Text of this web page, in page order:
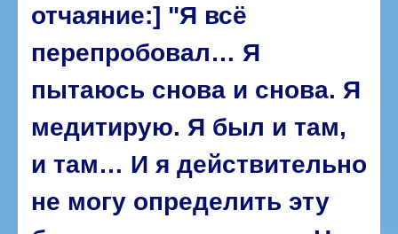
отчаяние:] "Я всё
перепробовал… Я
пытаюсь снова и снова. Я
медитирую. Я был и там,
и там… И я действительно
не могу определить эту